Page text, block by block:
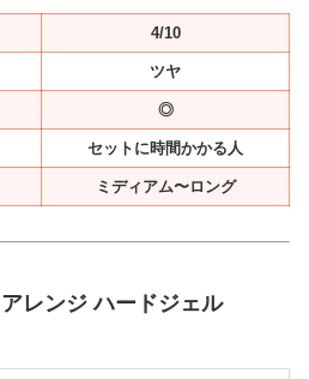
4/10
ツヤ
◎
セットに時間かかる人
ミディアム〜ロング
レンジ ハードジェル